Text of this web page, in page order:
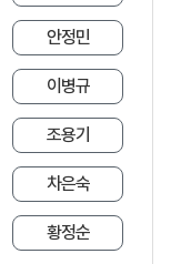
안정민
이병규
조용기
차은숙
황정순